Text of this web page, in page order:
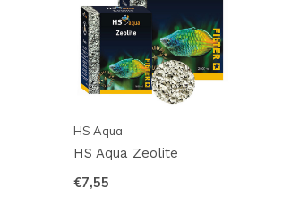
HS Aqua
HS Aqua Zeolite
€7,55